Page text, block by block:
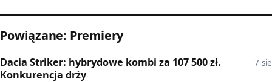
Powiązane: Premiery
Dacia Striker: hybrydowe kombi za 107 500 zł.
Konkurencja drży
7 sie